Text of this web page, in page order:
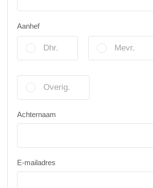
Aanhef
Dhr. Mevr.
Overig.
Achternaam
E-mailadres